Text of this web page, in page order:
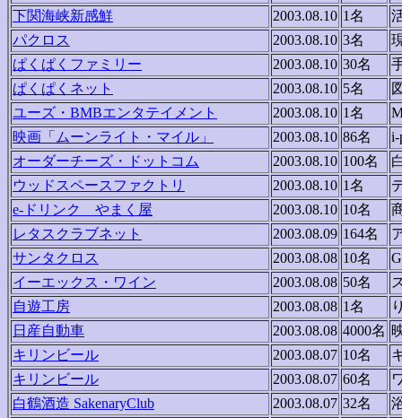
下関海峡新感鮮
2003.08.10 1名
パクロス
2003.08.10 3名
ぱくぱくファミリー
2003.08.10 30名
ぱくぱくネット
2003.08.10 5名
ユーズ・BMBエンタテイメント
2003.08.10 1名
映画「ムーンライト・マイル」
2003.08.10 86名
i-
オーダーチーズ・ドットコム
2003.08.10 100名
ウッドスペースファクトリ
2003.08.10 1名
e-ドリンク やまく屋
2003.08.10 10名
レタスクラブネット
2003.08.09 164名
サンタクロス
2003.08.08 10名
イーエックス・ワイン
2003.08.08 50名
自遊工房
2003.08.08 1名
日産自動車
2003.08.08 4000名
キリンビール
2003.08.07 10名
キリンビール
2003.08.07 60名
白鶴酒造 SakenaryClub
2003.08.07 32名